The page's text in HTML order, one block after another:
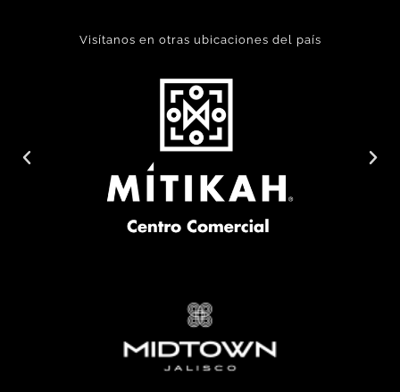
Visítanos en otras ubicaciones del país